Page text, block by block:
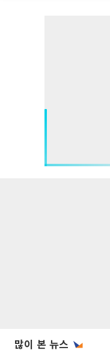
많이 본 뉴스